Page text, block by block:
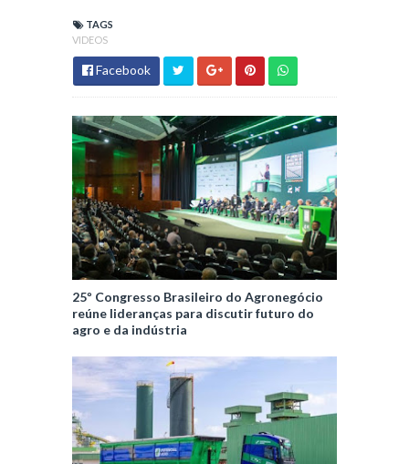
TAGS
VIDEOS
Facebook
25º Congresso Brasileiro do Agronegócio
reúne lideranças para discutir futuro do
agro e da indústria